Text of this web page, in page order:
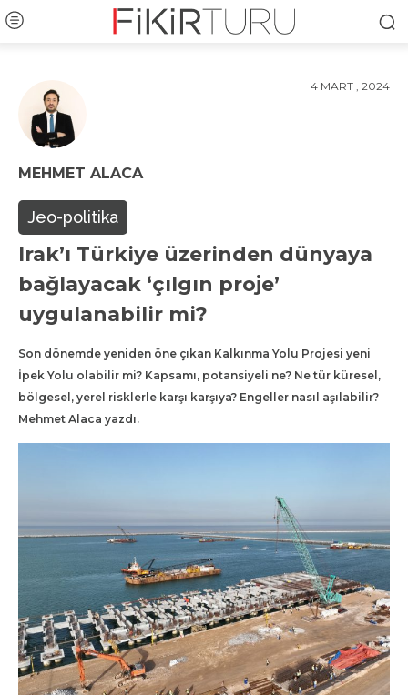
4 MART , 2024
MEHMET ALACA
Jeo-politika
Irak’ı Türkiye üzerinden dünyaya
bağlayacak ‘çılgın proje’
uygulanabilir mi?
Son dönemde yeniden öne çıkan Kalkınma Yolu Projesi yeni
İpek Yolu olabilir mi? Kapsamı, potansiyeli ne? Ne tür küresel,
bölgesel, yerel risklerle karşı karşıya? Engeller nasıl aşılabilir?
Mehmet Alaca yazdı.